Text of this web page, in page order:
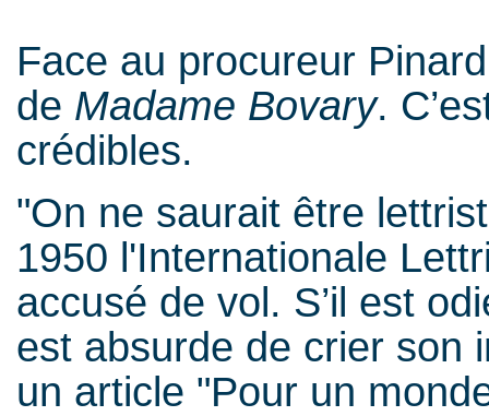
Face au procureur
de Madame Bovary.
crédibles.
"On ne saurait être
1950 l'Internationale
accusé de vol. S’il est
est absurde de crier son
un article "Pour un